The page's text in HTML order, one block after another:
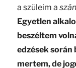
a szüleim a
Egyetlen
beszéltem
edzések során
mertem, de